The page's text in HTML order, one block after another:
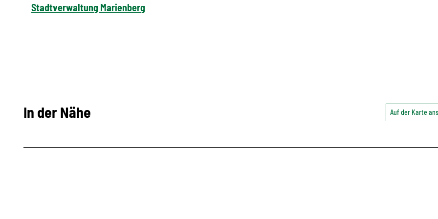
Stadtverwaltung Marienberg
In der Nähe Auf der Karte